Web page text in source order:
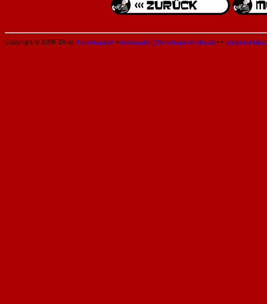
Copyright © 1998-18 by Tiefenrausch <webmaster@tiefenrausch-ska.de> •